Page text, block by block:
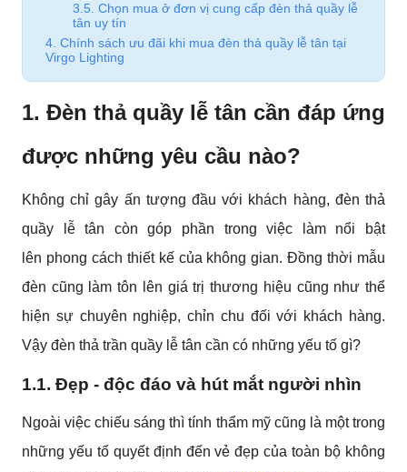
3.5. Chọn mua ở đơn vị cung cấp đèn thả quầy lễ
tân uy tín
4. Chính sách ưu đãi khi mua đèn thả quầy lễ tân tại
Virgo Lighting
1. Đèn thả quầy lễ tân cần đáp ứng
được những yêu cầu nào?
Không chỉ gây ấn tượng đầu với khách hàng, đèn thả
quầy lễ tân còn góp phần trong việc làm nổi bật
lên phong cách thiết kế của không gian. Đồng thời mẫu
đèn cũng làm tôn lên giá trị thương hiệu cũng như thể
hiện sự chuyên nghiệp, chỉn chu đối với khách hàng.
Vậy đèn thả trần quầy lễ tân cần có những yếu tố gì?
1.1. Đẹp - độc đáo và hút mắt người nhìn
Ngoài việc chiếu sáng thì tính thẩm mỹ cũng là một trong
những yếu tố quyết định đến vẻ đẹp của toàn bộ không